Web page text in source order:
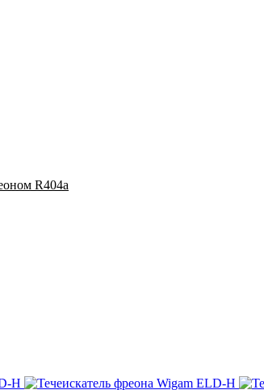
R404a